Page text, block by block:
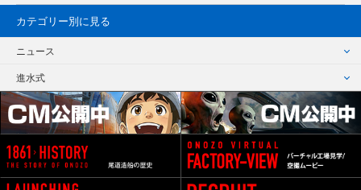
カテゴリー別に見る
ニュース
進水式